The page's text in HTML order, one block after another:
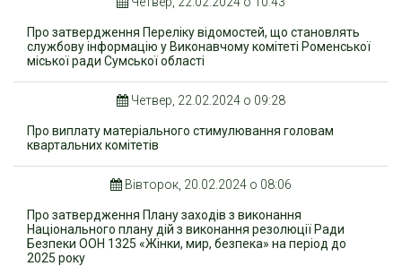
Про затвердження Переліку відомостей, що становлять
службову інформацію у Виконавчому комітеті Роменської
міської ради Сумської області
Четвер, 22.02.2024 о 09:28
Про виплату матеріального стимулювання головам
квартальних комітетів
Вівторок, 20.02.2024 о 08:06
Про затвердження Плану заходів з виконання
Національного плану дій з виконання резолюції Ради
Безпеки ООН 1325 «Жінки, мир, безпека» на період до
2025 року